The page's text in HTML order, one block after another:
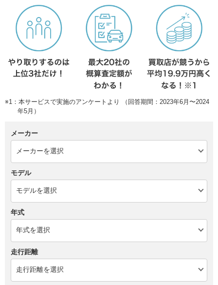
※1：本サービスで実施のアンケートより （回答期間：2023年6月〜2024
年5月）
メーカー
モデル
年式
走行距離